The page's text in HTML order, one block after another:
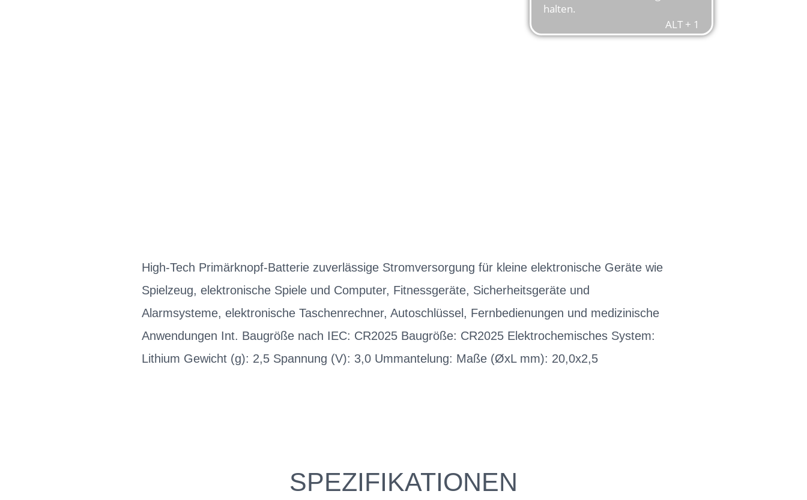
High-Tech Primärknopf-Batterie zuverlässige Stromversorgung für kleine elektronische Geräte wie
Spielzeug, elektronische Spiele und Computer, Fitnessgeräte, Sicherheitsgeräte und
Alarmsysteme, elektronische Taschenrechner, Autoschlüssel, Fernbedienungen und medizinische
Anwendungen Int. Baugröße nach IEC: CR2025 Baugröße: CR2025 Elektrochemisches System:
Lithium Gewicht (g): 2,5 Spannung (V): 3,0 Ummantelung: Maße (ØxL mm): 20,0x2,5
SPEZIFIKATIONEN